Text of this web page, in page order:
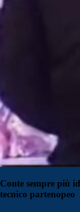
Conte sempre più
tecnico partenopeo